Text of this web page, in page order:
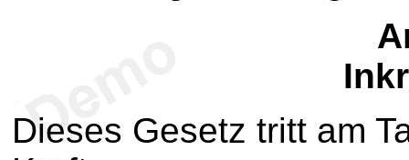
Dieses Gesetz tritt am